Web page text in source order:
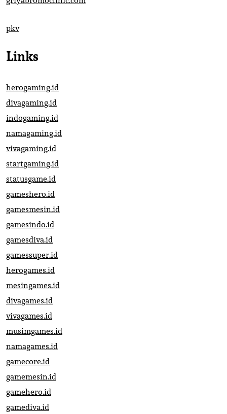
pkv
Links
herogaming.id
divagaming.id
indogaming.id
namagaming.id
vivagaming.id
startgaming.id
statusgame.id
gameshero.id
gamesmesin.id
gamesindo.id
gamesdiva.id
gamessuper.id
herogames.id
mesingames.id
divagames.id
vivagames.id
musimgames.id
namagames.id
gamecore.id
gamemesin.id
gamehero.id
gamediva.id